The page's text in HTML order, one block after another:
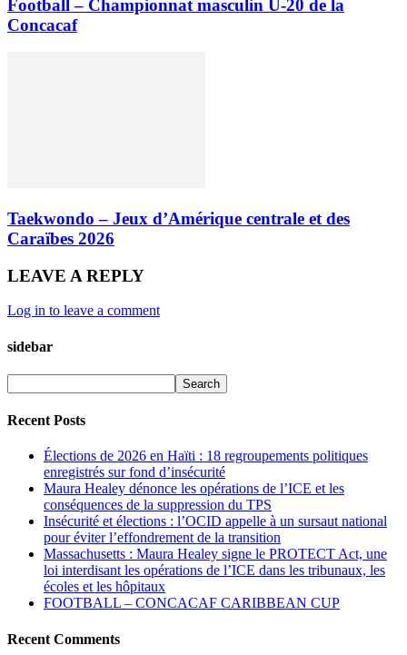
Football – Championnat masculin U-20 de la
Concacaf
Taekwondo – Jeux d’Amérique centrale et des
Caraïbes 2026
LEAVE A REPLY
Log in to leave a comment
sidebar
Recent Posts
Élections de 2026 en Haïti : 18 regroupements politiques
enregistrés sur fond d’insécurité
Maura Healey dénonce les opérations de l’ICE et les
conséquences de la suppression du TPS
Insécurité et élections : l’OCID appelle à un sursaut national
pour éviter l’effondrement de la transition
Massachusetts : Maura Healey signe le PROTECT Act, une
loi interdisant les opérations de l’ICE dans les tribunaux, les
écoles et les hôpitaux
FOOTBALL – CONCACAF CARIBBEAN CUP
Recent Comments